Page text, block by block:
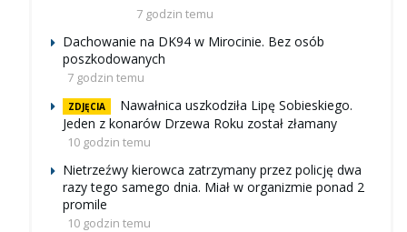
7 godzin temu
Dachowanie na DK94 w Mirocinie. Bez osób
poszkodowanych
7 godzin temu
ZDJĘCIA
Nawałnica uszkodziła Lipę Sobieskiego.
Jeden z konarów Drzewa Roku został złamany
10 godzin temu
Nietrzeźwy kierowca zatrzymany przez policję dwa
razy tego samego dnia. Miał w organizmie ponad 2
promile
10 godzin temu